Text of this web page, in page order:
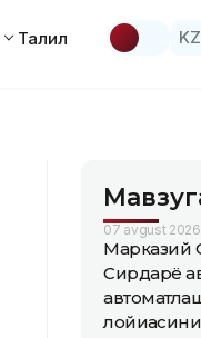
Таҳлил KZ
07 avgust
Марказий
Сирдарё